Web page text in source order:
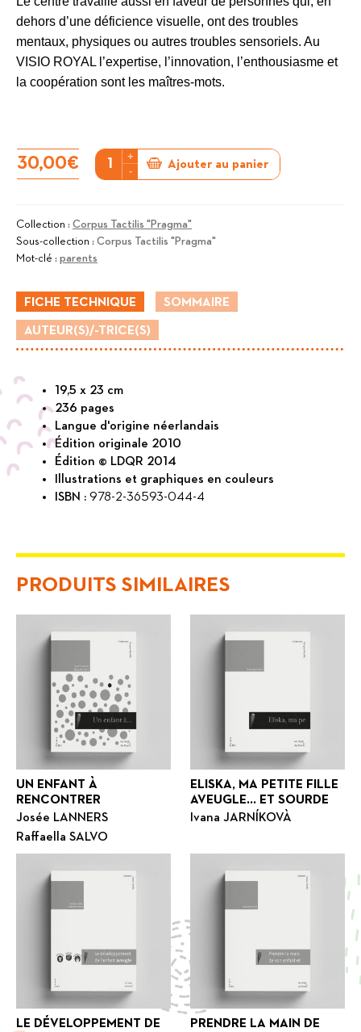
dehors d’une déficience visuelle, ont des troubles
mentaux, physiques ou autres troubles sensoriels. Au
VISIO ROYAL l’expertise, l’innovation, l’enthousiasme et
la coopération sont les maîtres-mots.
30,00€
quantité
de
reste
en
contact,
aidez
votre
enfant
à
le
monde
+
-
Ajouter au panier
Collection : Corpus Tactilis "Pragma"
Sous-collection : Corpus Tactilis "Pragma"
Mot-clé : parents
FICHE TECHNIQUE SOMMAIRE
AUTEUR(S)/-TRICE(S)
19,5 x 23 cm
236 pages
Langue d'origine néerlandais
Édition originale 2010
Édition © LDQR 2014
Illustrations et graphiques en couleurs
ISBN : 978-2-36593-044-4
PRODUITS SIMILAIRES
UN ENFANT À
RENCONTRER
Josée LANNERS
Raffaella SALVO
ELISKA, MA PETITE FILLE
AVEUGLE... ET SOURDE
Ivana JARNÍKOVÀ
LE DÉVELOPPEMENT DE
PRENDRE LA MAIN DE